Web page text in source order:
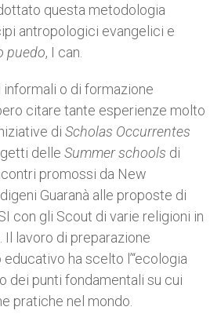
questa metodologia
antropologici evangelici e
puedo, I can.
o di formazione
citare tante esperienze molto
di Scholas Occurrentes
delle Summer schools di
promossi da New
Guaranà alle proposte di
con gli Scout di varie religioni in
Il lavoro di preparazione
ha scelto l’“ecologia
dei punti fondamentali su cui
pratiche nel mondo.